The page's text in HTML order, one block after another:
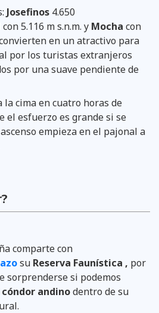
Josefinos 4.650
con 5.116 m s.n.m. y Mocha con
en un atractivo para
por los turistas extranjeros
por una suave pendiente de
la cima en cuatro horas de
el esfuerzo es grande si se
empieza en el pajonal a
comparte con
su Reserva Faunística , por
sorprenderse si podemos
cóndor andinodentro de su